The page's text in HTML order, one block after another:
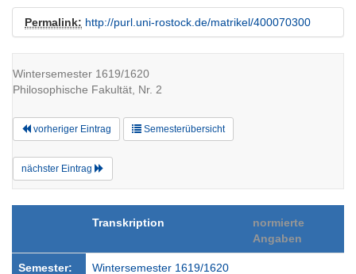
Permalink: http://purl.uni-rostock.de/matrikel/400070300
Wintersemester 1619/1620
Philosophische Fakultät, Nr. 2
vorheriger Eintrag Semesterübersicht
nächster Eintrag
Transkription
normierte
Angaben
Semester: Wintersemester 1619/1620